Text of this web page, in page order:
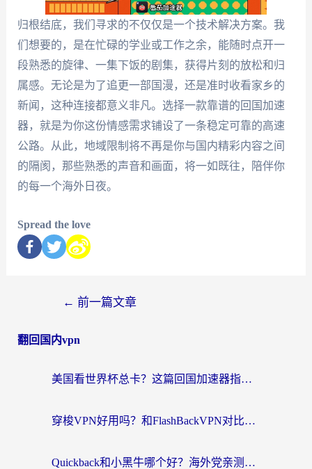
归根结底，我们寻求的不仅仅是一个技术解决方案。我
们想要的，是在忙碌的学业或工作之余，能随时点开一
段熟悉的旋律、一集下饭的剧集，获得片刻的放松和归
属感。无论是为了追更一部国漫，还是准时收看家乡的
新闻，这种连接都意义非凡。选择一款靠谱的回国加速
器，就是为你这份情感需求铺设了一条稳定可靠的高速
公路。从此，地域限制将不再是你与国内精彩内容之间
的隔阂，那些熟悉的声音和画面，将一如既往，陪伴你
的每一个海外日夜。
Spread the love
← 前一篇文章
翻回国内vpn
美国看世界杯总卡？这篇回国加速器指南帮你无缝刷国内资源（附苹果手机VPN设置步骤）
穿梭VPN好用吗？和FlashBackVPN对比哪个回国效果更好？
Quickback和小黑牛哪个好？海外党亲测指南，选对回国加速器秒回国内